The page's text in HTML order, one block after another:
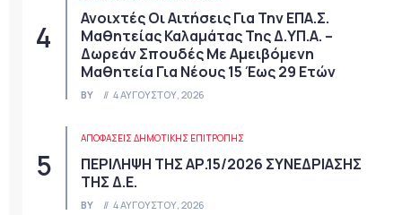
Ανοιχτές Οι Αιτήσεις Για Την ΕΠΑ.Σ.
Μαθητείας Καλαμάτας Της Δ.ΥΠ.Α. –
Δωρεάν Σπουδές Με Αμειβόμενη
Μαθητεία Για Νέους 15 Έως 29 Ετών
BY 4 ΑΥΓΟΎΣΤΟΥ, 2026
ΑΠΟΦΆΣΕΙΣ ΔΗΜΟΤΙΚΉΣ ΕΠΙΤΡΟΠΉΣ
ΠΕΡΙΛΗΨΗ ΤΗΣ ΑΡ.15/2026 ΣΥΝΕΔΡΙΑΣΗΣ
ΤΗΣ Δ.Ε.
BY 4 ΑΥΓΟΎΣΤΟΥ, 2026